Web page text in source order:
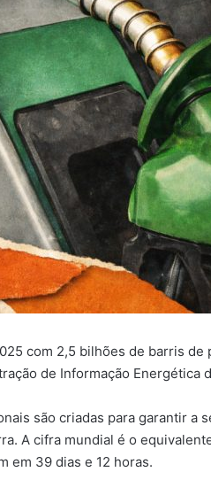
com 2,5 bilhões de barris
de Informação Energética
são criadas para garantir a
A cifra mundial é o
em 39 dias e 12 horas.